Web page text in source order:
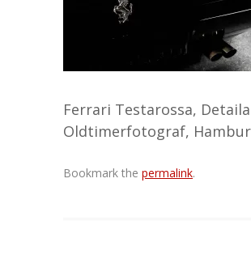
Ferrari Testarossa,
Oldtimerfotograf,
Bookmark the permalink.